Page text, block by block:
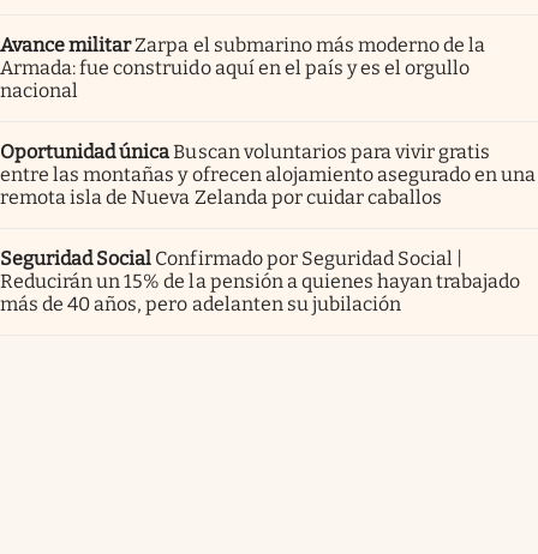
Avance militarZarpa el submarino más moderno de la
Armada: fue construido aquí en el país y es el orgullo
nacional
Oportunidad únicaBuscan voluntarios para vivir gratis
entre las montañas y ofrecen alojamiento asegurado en una
remota isla de Nueva Zelanda por cuidar caballos
Seguridad Social Confirmado por Seguridad Social |
Reducirán un 15% de la pensión a quienes hayan trabajado
más de 40 años, pero adelanten su jubilación